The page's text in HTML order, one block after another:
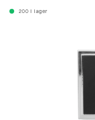
200 I lager